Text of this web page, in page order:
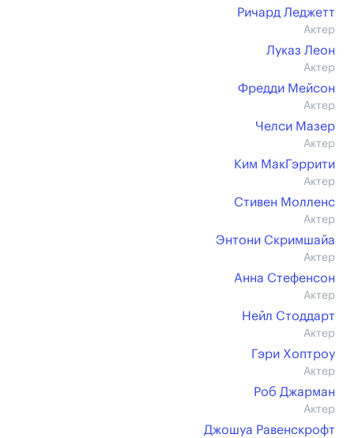
Ричард Леджетт
Актер
Луказ Леон
Актер
Фредди Мейсон
Актер
Челси Мазер
Актер
Ким МакГэррити
Актер
Стивен Молленс
Актер
Энтони Скримшайа
Актер
Анна Стефенсон
Актер
Нейл Стоддарт
Актер
Гэри Хоптроу
Актер
Роб Джарман
Актер
Джошуа Равенскрофт